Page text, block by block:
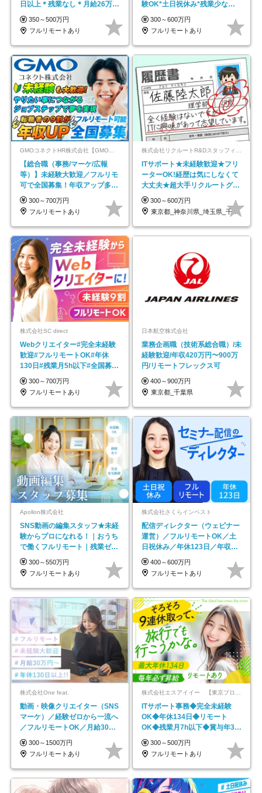
日以上＊残業なし＊月給26万円
以上
350～500万円
フルリモートあり
験OK*土日祝休み*残業少なめ*
在宅勤務手当あり
300～600万円
フルリモートあり
GMOコネクトHR株式会社【GMOインターネットグループ】
【総合職（事務/マーケ/広報
等）】未経験大歓迎／フルリモ
可で全国募集！年収アップ多数
★年休最大130日★
300～700万円
フルリモートあり
ITサポート★未経験歓迎★フリ
ーターOK!経歴は気にしなくて
大丈夫★超大手リクルートグル
ープの正社員/sg
300～600万円
東京都_神奈川県_埼玉県_千葉県_大阪府…
株式会社SC direct
Webクリエイター#完全未経験
歓迎#フルリモートOK#年休
130日#残業月5h以下#全国募集
#最大1年の研修
300～700万円
フルリモートあり
日本航空株式会社
業務企画職（技術系総合職）/未
経験歓迎/年収420万円〜900万
円/リモートフレックス可
400～900万円
東京都_千葉県
Apollon株式会社
SNS動画の編集スタッフ★未経
験からプロになれる！｜おうち
で働くフルリモート｜残業ゼロ
で18時退勤◎
300～550万円
フルリモートあり
株式会社さくらインベスト
配信ディレクター（ウェビナー
運営）／フルリモートOK／土
日祝休み／年休123日／年収
600万円可
400～600万円
フルリモートあり
株式会社One feat.
動画・映像クリエイター（SNS
マーケ）／経験ゼロから一流へ
／フルリモートOK／月給30万
円～／年休130日以上
300～1500万円
フルリモートあり
ITサポート事務◆完全未経験
OK◆年休134日◆リモート
OK◆残業月7h以下◆賞与年3回
◆5年目まで必ず昇給
300～500万円
フルリモートあり